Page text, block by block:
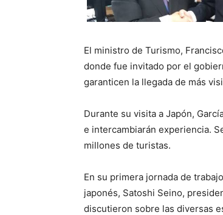
El ministro de Turismo,
donde fue invitado por el
garanticen la llegada de más
Durante su visita a Japón,
e intercambiarán experiencia.
millones de turistas.
En su primera jornada de
japonés, Satoshi Seino,
discutieron sobre las diversas